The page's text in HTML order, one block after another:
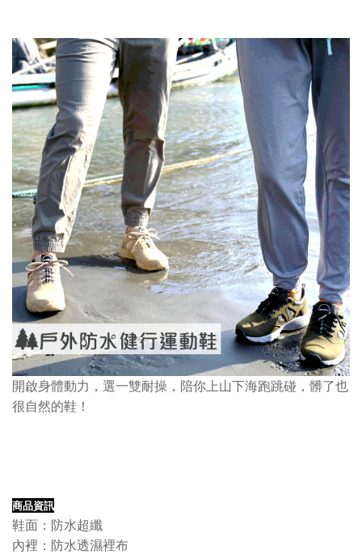
開啟身體動力，選一雙耐操，陪你上山下海跑跳碰，髒了也
很自然的鞋！
商品資訊
鞋面：防水超纖
內裡：防水透濕裡布